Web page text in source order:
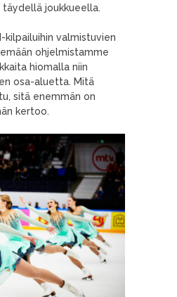
joukkueella.
kilpailuihin valmistuvien
ohjelmistamme
hiomalla niin
osa-aluetta. Mitä
sitä enemmän on
kertoo.